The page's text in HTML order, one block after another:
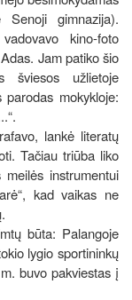
Senoji gimnazija).
kino-foto
Jam patiko šio
šviesos užlietoje
mokykloje:
lankė literatų
Tačiau triūba liko
instrumentui
kad vaikas ne
būta: Palangoje
lygio sportininkų
buvo pakviestas į